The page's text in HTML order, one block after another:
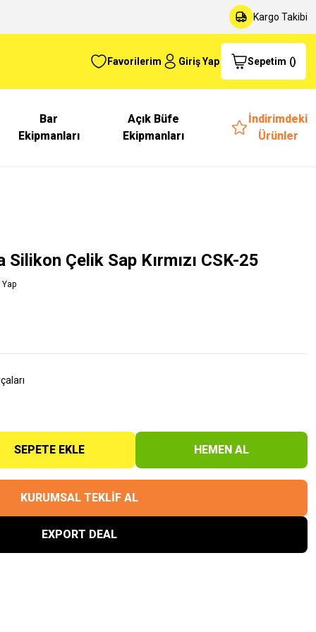
Kargo Takibi
Favorilerim Giriş Yap Sepetim ()
Bar
Ekipmanları
Açık Büfe
Ekipmanları
İndirimdeki
Ürünler
Silikon Çelik Sap Kırmızı CSK-25
SEPETE EKLE HEMEN AL
KURUMSAL TEKLİF AL
EXPORT DEAL